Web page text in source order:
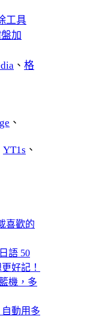
工具
加
、 格
、
YT1s 、
喜歡的
語 50
好記！
機，多
自動用多